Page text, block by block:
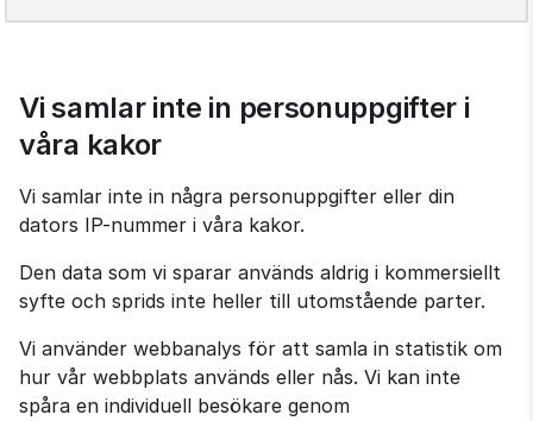
Vi samlar inte in personuppgifter i
våra kakor
Vi samlar inte in några personuppgifter eller din
dators IP-nummer i våra kakor.
Den data som vi sparar används aldrig i kommersiellt
syfte och sprids inte heller till utomstående parter.
Vi använder webbanalys för att samla in statistik om
hur vår webbplats används eller nås. Vi kan inte
spåra en individuell besökare genom